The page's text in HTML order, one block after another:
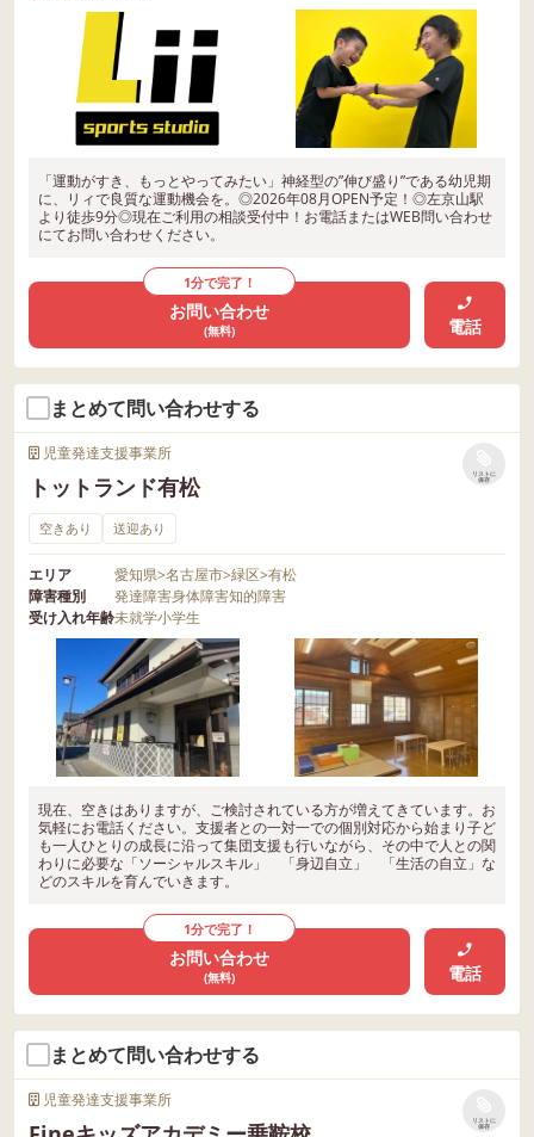
「運動がすき、もっとやってみたい」神経型の”伸び盛り”である幼児期
に、リィで良質な運動機会を。◎2026年08月OPEN予定！◎左京山駅
より徒歩9分◎現在ご利用の相談受付中！お電話またはWEB問い合わせ
にてお問い合わせください。
1分で完了！
お問い合わせ
(無料) 電話
まとめて問い合わせする
児童発達支援事業所
トットランド有松
リストに
保存
空きあり 送迎あり
エリア 愛知県>名古屋市>緑区>有松
障害種別
発達障害身体障害知的障害
受け入れ年齢未就学小学生
現在、空きはありますが、ご検討されている方が増えてきています。お
気軽にお電話ください。支援者との一対一での個別対応から始まり子ど
も一人ひとりの成長に沿って集団支援も行いながら、その中で人との関
わりに必要な「ソーシャルスキル」 「身辺自立」 「生活の自立」な
どのスキルを育んでいきます。
1分で完了！
お問い合わせ
(無料) 電話
まとめて問い合わせする
児童発達支援事業所
リストに
保存